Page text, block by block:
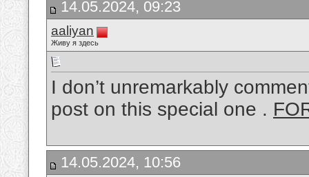
14.05.2024, 09:23
aaliyan
Живу я здесь
I don’t unremarkably
post on this special one .
14.05.2024, 10:56